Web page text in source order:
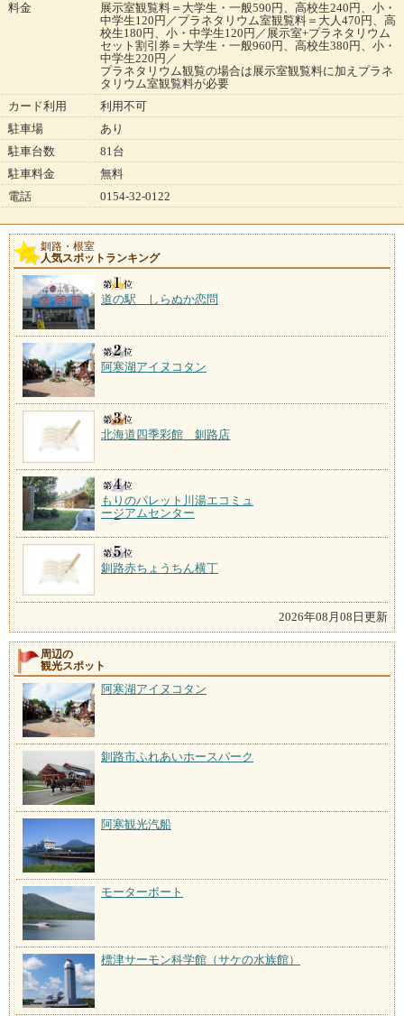
料金
展示室観覧料＝大学生・一般590円、高校生240円、小・
中学生120円／プラネタリウム室観覧料＝大人470円、高
校生180円、小・中学生120円／展示室+プラネタリウム
セット割引券＝大学生・一般960円、高校生380円、小・
中学生220円／
プラネタリウム観覧の場合は展示室観覧料に加えプラネ
タリウム室観覧料が必要
カード利用
利用不可
駐車場
あり
駐車台数
81台
駐車料金
無料
電話
0154-32-0122
釧路・根室
人気スポットランキング
道の駅 しらぬか恋問
阿寒湖アイヌコタン
北海道四季彩館 釧路店
もりのパレット川湯エコミュ
ージアムセンター
釧路赤ちょうちん横丁
2026年08月08日更新
周辺の
観光スポット
阿寒湖アイヌコタン
釧路市ふれあいホースパーク
阿寒観光汽船
モーターボート
標津サーモン科学館（サケの水族館）